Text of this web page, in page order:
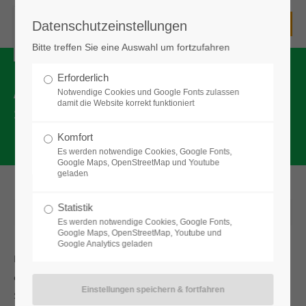
Unsere Schule
Gesamtschule
mit Mittelschule, Realschule und Gymnasium
mit einer Schulleitung und
mit enger Zusammenarbeit gerade auch zwischen den
Schularten
Kontakt zu unserer Schule
Senefelder-Schule Treuchtlingen
Staatliche kooperative Gesamtschule
Bgm.-Döbler-Allee 3
91757 Treuchtlingen
AKTUELLES VON DER SENEFELDER-
SCHULE |
17.05.202614:25
Der Bezirksentscheid Mountainbike fand am 12.05.2026 bei uns an
der Bezirkssportanlage Treuchtlingen statt. Neben den vielen
Schulen, die zu den Mountainbike-Rennen anwesend waren, trat
Datenschutzeinstellungen
Bitte treffen Sie eine Auswahl um fortzufahren
Erforderlich
Notwendige Cookies und Google Fonts zulassen
damit die Website korrekt funktioniert
Komfort
Es werden notwendige Cookies, Google Fonts,
Google Maps, OpenStreetMap und Youtube
geladen
Statistik
Es werden notwendige Cookies, Google Fonts,
Google Maps, OpenStreetMap, Youtube und
Google Analytics geladen